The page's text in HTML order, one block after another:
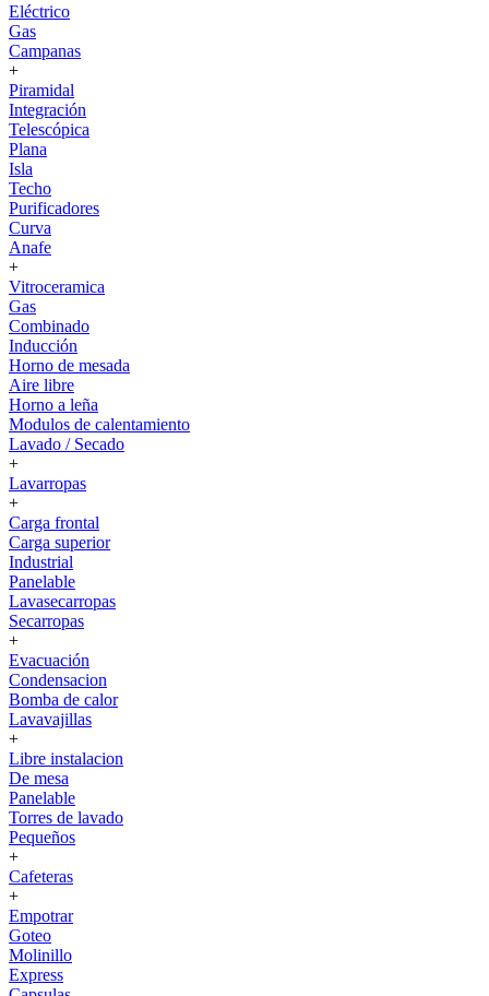
Eléctrico
Gas
Campanas
+
Piramidal
Integración
Telescópica
Plana
Isla
Techo
Purificadores
Curva
Anafe
+
Vitroceramica
Gas
Combinado
Inducción
Horno de mesada
Aire libre
Horno a leña
Modulos de calentamiento
Lavado / Secado
+
Lavarropas
+
Carga frontal
Carga superior
Industrial
Panelable
Lavasecarropas
Secarropas
+
Evacuación
Condensacion
Bomba de calor
Lavavajillas
+
Libre instalacion
De mesa
Panelable
Torres de lavado
Pequeños
+
Cafeteras
+
Empotrar
Goteo
Molinillo
Express